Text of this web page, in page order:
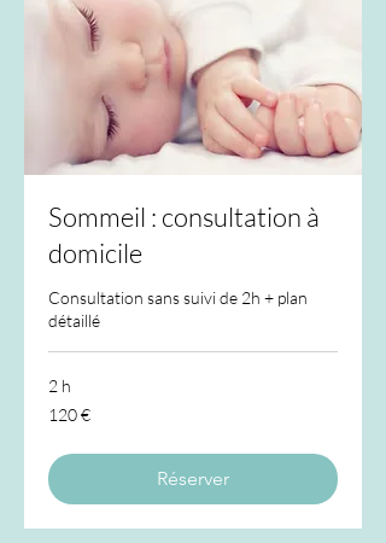
Sommeil : consultation à
domicile
Consultation sans suivi de 2h + plan
détaillé
2 h
120
euros
120 €
Réserver